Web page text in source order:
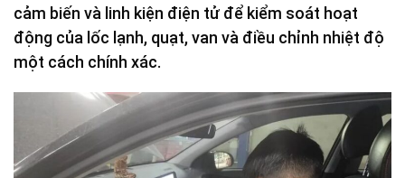
cảm biến và linh kiện điện tử để kiểm soát hoạt
động của lốc lạnh, quạt, van và điều chỉnh nhiệt độ
một cách chính xác.